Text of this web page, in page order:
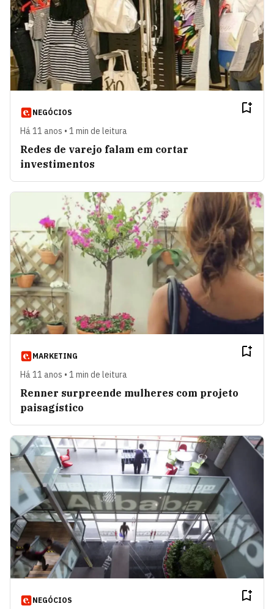
NEGÓCIOS
Há 11 anos • 1 min de leitura
Redes de varejo falam em cortar
investimentos
MARKETING
Há 11 anos • 1 min de leitura
Renner surpreende mulheres com projeto
paisagístico
NEGÓCIOS